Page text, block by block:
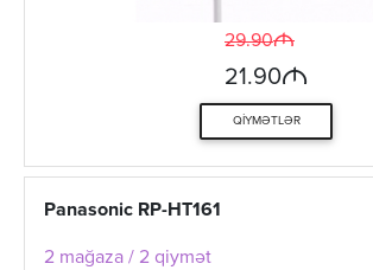
29.90M
21.90M
QIYMƏTLƏR
Panasonic RP-HT161
2 mağaza / 2 qiymət